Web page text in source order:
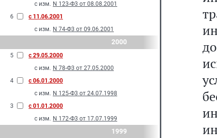
с изм. N 123-Ф3 от 08.08.2001
6
с 11.06.2001
с изм. N 74-Ф3 от 09.06.2001
2000
5
с 29.05.2000
с изм. N 78-Ф3 от 27.05.2000
4
с 06.01.2000
с изм. N 125-Ф3 от 24.07.1998
3
с 01.01.2000
с изм. N 172-Ф3 от 17.07.1999
1999